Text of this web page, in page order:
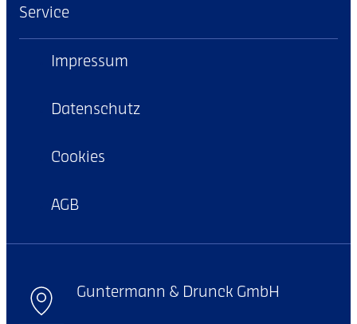
Service
Impressum
Datenschutz
Cookies
AGB
Guntermann & Drunck GmbH